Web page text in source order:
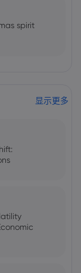
spirit
显示更多